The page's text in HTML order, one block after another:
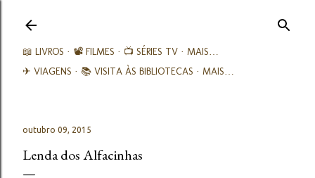
📖 LIVROS 📽️ FILMES 📺 SÉRIES TV
MAIS…
✈ VIAGENS
📚︎ VISITA ÀS BIBLIOTECAS MAIS…
outubro 09, 2015
Lenda dos Alfacinhas